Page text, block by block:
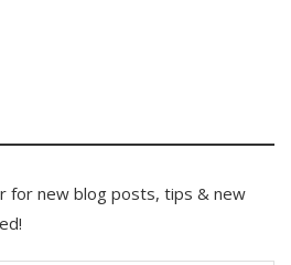
for new blog posts, tips & new